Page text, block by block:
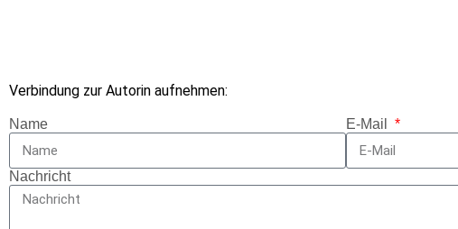
Verbindung zur Autorin aufnehmen:
Name E-Mail
Nachricht